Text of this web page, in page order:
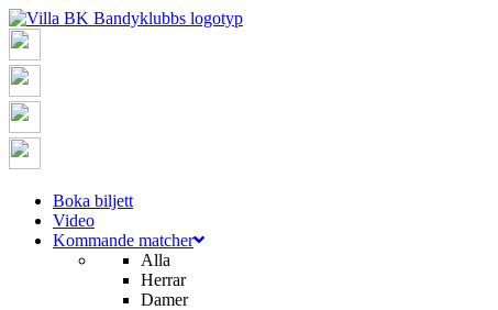
Boka biljett
Video
Kommande matcher
Alla
Herrar
Damer